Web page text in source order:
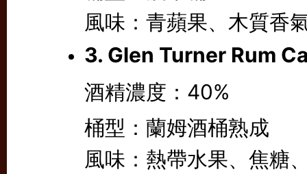
風味：青蘋果、木質香
3. Glen Turner Rum
酒精濃度：40%
桶型：蘭姆酒桶熟成
風味：熱帶水果、焦糖